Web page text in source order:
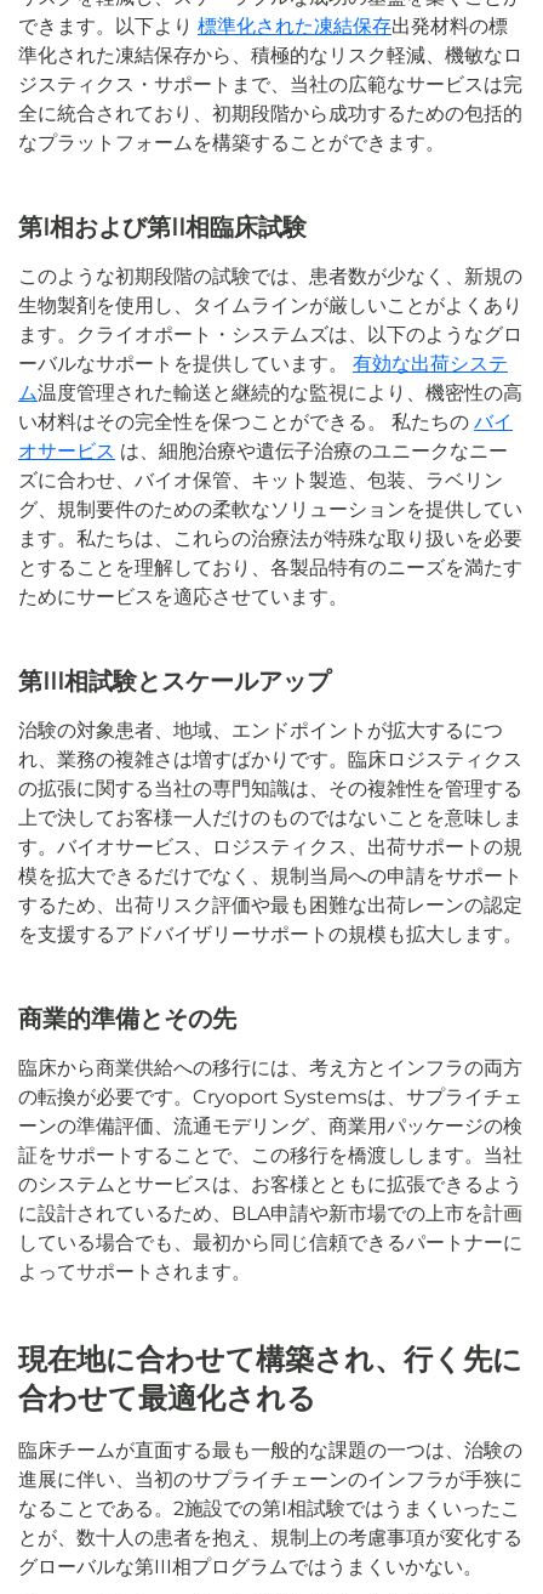
できます。以下より 標準化された凍結保存出発材料の標
準化された凍結保存から、積極的なリスク軽減、機敏なロ
ジスティクス・サポートまで、当社の広範なサービスは完
全に統合されており、初期段階から成功するための包括的
なプラットフォームを構築することができます。
第I相および第II相臨床試験
このような初期段階の試験では、患者数が少なく、新規の
生物製剤を使用し、タイムラインが厳しいことがよくあり
ます。クライオポート・システムズは、以下のようなグロ
ーバルなサポートを提供しています。 有効な出荷システ
ム温度管理された輸送と継続的な監視により、機密性の高
い材料はその完全性を保つことができる。 私たちの バイ
オサービス は、細胞治療や遺伝子治療のユニークなニー
ズに合わせ、バイオ保管、キット製造、包装、ラベリン
グ、規制要件のための柔軟なソリューションを提供してい
ます。私たちは、これらの治療法が特殊な取り扱いを必要
とすることを理解しており、各製品特有のニーズを満たす
ためにサービスを適応させています。
第III相試験とスケールアップ
治験の対象患者、地域、エンドポイントが拡大するにつ
れ、業務の複雑さは増すばかりです。臨床ロジスティクス
の拡張に関する当社の専門知識は、その複雑性を管理する
上で決してお客様一人だけのものではないことを意味しま
す。バイオサービス、ロジスティクス、出荷サポートの規
模を拡大できるだけでなく、規制当局への申請をサポート
するため、出荷リスク評価や最も困難な出荷レーンの認定
を支援するアドバイザリーサポートの規模も拡大します。
商業的準備とその先
臨床から商業供給への移行には、考え方とインフラの両方
の転換が必要です。Cryoport Systemsは、サプライチェ
ーンの準備評価、流通モデリング、商業用パッケージの検
証をサポートすることで、この移行を橋渡しします。当社
のシステムとサービスは、お客様とともに拡張できるよう
に設計されているため、BLA申請や新市場での上市を計画
している場合でも、最初から同じ信頼できるパートナーに
よってサポートされます。
現在地に合わせて構築され、行く先に
合わせて最適化される
臨床チームが直面する最も一般的な課題の一つは、治験の
進展に伴い、当初のサプライチェーンのインフラが手狭に
なることである。2施設での第I相試験ではうまくいったこ
とが、数十人の患者を抱え、規制上の考慮事項が変化する
グローバルな第III相プログラムではうまくいかない。